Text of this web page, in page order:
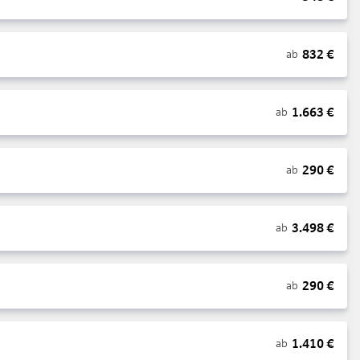
ab 832 €
ab 1.663 €
ab 290€
ab 3.498€
ab 290€
ab 1.410€